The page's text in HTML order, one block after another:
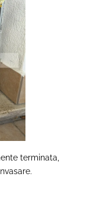
terminata,